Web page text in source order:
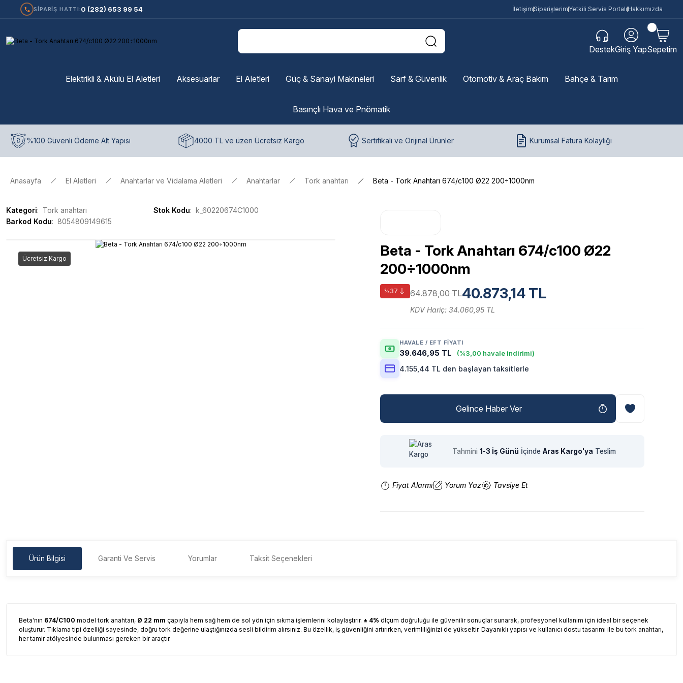
SİPARİŞ HATTI: 0 (282) 653 99 54 İletişimSiparişlerim Yetkili Servis Portalı Hakkımızda
DestekGiriş YapSepetim
Elektrikli & Akülü El Aletleri Aksesuarlar El Aletleri Güç & Sanayi Makineleri Sarf & Güvenlik Otomotiv & Araç Bakım Bahçe & Tarım
Basınçlı Hava ve Pnömatik
%100 Güvenli Ödeme Alt Yapısı 4000 TL ve üzeri Ücretsiz Kargo Sertifikalı ve Orijinal Ürünler Kurumsal Fatura Kolaylığı
Anasayfa El Aletleri Anahtarlar ve Vidalama Aletleri Anahtarlar Tork anahtarı Beta - Tork Anahtarı 674/c100 Ø22 200÷1000nm
Kategori Tork anahtarı Stok Kodu
k_60220674C1000
Barkod Kodu
8054809149615
Ücretsiz Kargo
Beta - Tork Anahtarı 674/c100 Ø22
200÷1000nm
%37 64.878,00 TL40.873,14 TL
KDV Hariç: 34.060,95 TL
HAVALE / EFT FIYATI
39.646,95 TL (%3,00 havale indirimi)
4.155,44 TL den başlayan taksitlerle
Gelince Haber Ver
Tahmini 1-3 İş Günü İçinde Aras Kargo'ya Teslim
Fiyat Alarmı Yorum Yaz Tavsiye Et
Ürün Bilgisi Garanti Ve Servis Yorumlar Taksit Seçenekleri
Beta'nın 674/C100 model tork anahtarı, Ø 22 mm çapıyla hem sağ hem de sol yön için sıkma işlemlerini kolaylaştırır. ± 4% ölçüm doğruluğu ile güvenilir sonuçlar sunarak, profesyonel kullanım için ideal bir seçenek
oluşturur. Tıklama tipi özelliği sayesinde, doğru tork değerine ulaştığınızda sesli bildirim alırsınız. Bu özellik, iş güvenliğini artırırken, verimliliğinizi de yükseltir. Dayanıklı yapısı ve kullanıcı dostu tasarımı ile bu tork anahtarı,
her tamir atölyesinde bulunması gereken bir araçtır.